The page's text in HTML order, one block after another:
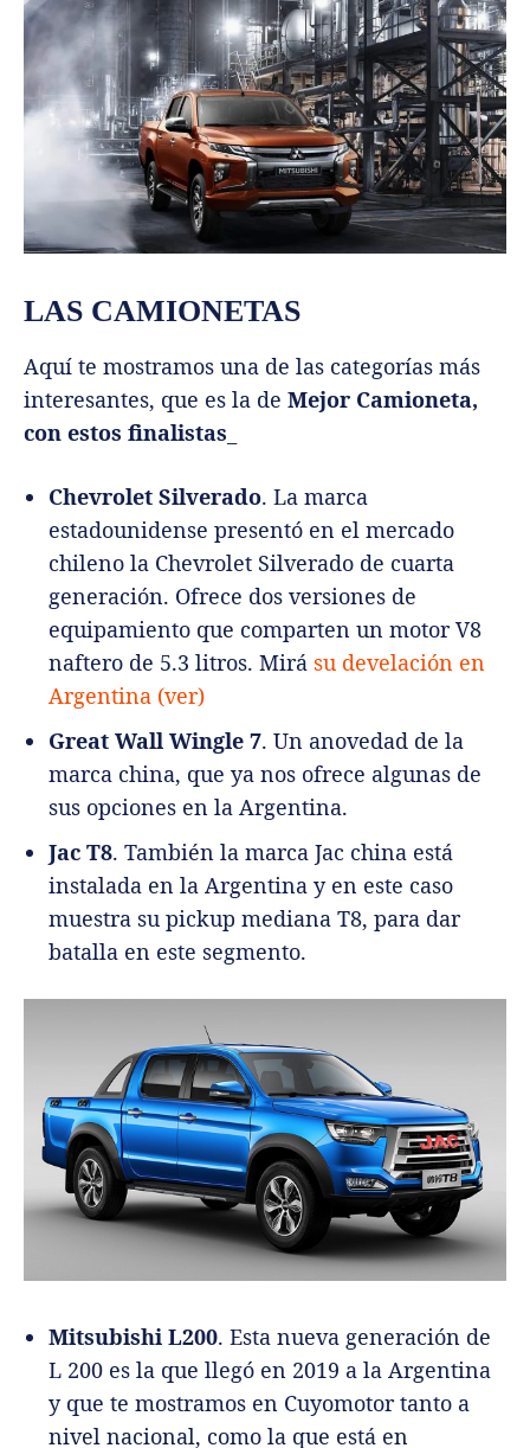
LAS CAMIONETAS
Aquí te mostramos una de las categorías más
interesantes, que es la de Mejor Camioneta,
con estos finalistas
Chevrolet Silverado. La marca
estadounidense presentó en el mercado
chileno la Chevrolet Silverado de cuarta
generación. Ofrece dos versiones de
equipamiento que comparten un motor V8
naftero de 5.3 litros. Mirá su develación en
Argentina (ver)
Great Wall Wingle 7. Un anovedad de la
marca china, que ya nos ofrece algunas de
sus opciones en la Argentina.
Jac T8. También la marca Jac china está
instalada en la Argentina y en este caso
muestra su pickup mediana T8, para dar
batalla en este segmento.
Mitsubishi L200. Esta nueva generación de
L 200 es la que llegó en 2019 a la Argentina
y que te mostramos en Cuyomotor tanto a
nivel nacional, como la que está en